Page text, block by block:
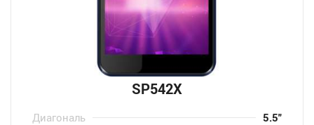
SP542X
Диагональ
5.5″